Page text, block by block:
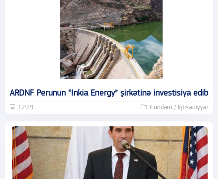
ARDNF Perunun “Inkia Energy” şirkətinə investisiya edib
12:29 Gündəm / İqtisadiyyat